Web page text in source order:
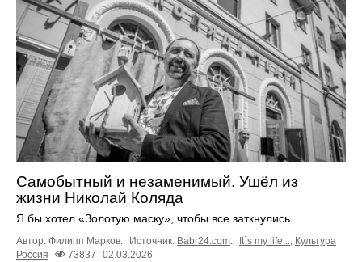
Самобытный и незаменимый. Ушёл из
жизни Николай Коляда
Я бы хотел «Золотую маску», чтобы все заткнулись.
Автор: Филипп Марков. Источник: Babr24.com. It`s my life..., Культура
Россия
73837 02.03.2026